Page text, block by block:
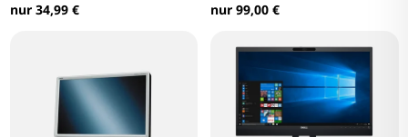
nur 34,99 €
nur 99,00 €